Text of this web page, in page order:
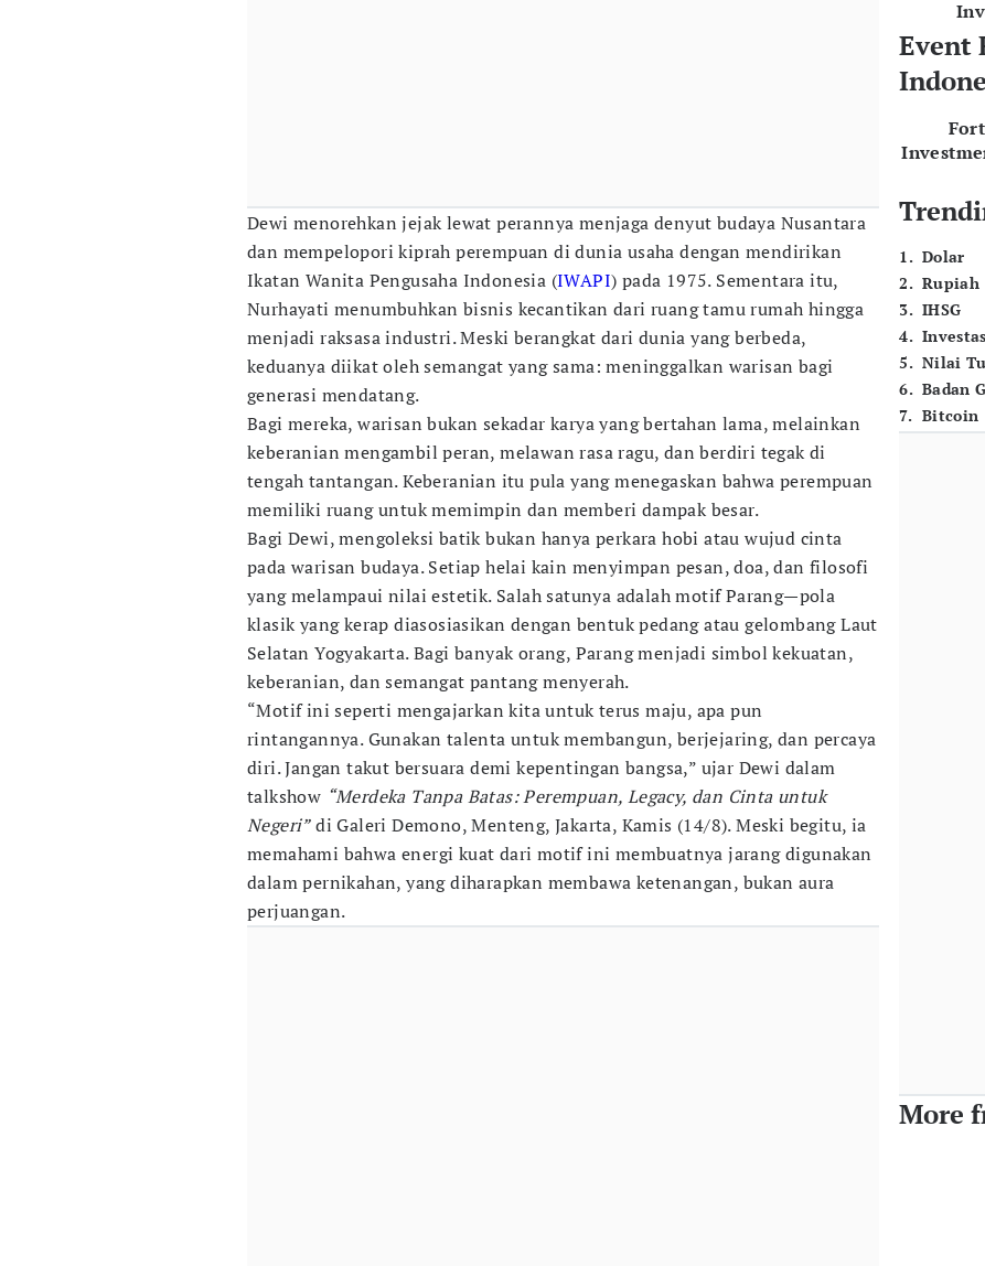
Dewi menorehkan jejak lewat perannya menjaga denyut budaya Nusantara
dan mempelopori kiprah perempuan di dunia usaha dengan mendirikan
Ikatan Wanita Pengusaha Indonesia (IWAPI) pada 1975. Sementara itu,
Nurhayati menumbuhkan bisnis kecantikan dari ruang tamu rumah hingga
menjadi raksasa industri. Meski berangkat dari dunia yang berbeda,
keduanya diikat oleh semangat yang sama: meninggalkan warisan bagi
generasi mendatang.
Bagi mereka, warisan bukan sekadar karya yang bertahan lama, melainkan
keberanian mengambil peran, melawan rasa ragu, dan berdiri tegak di
tengah tantangan. Keberanian itu pula yang menegaskan bahwa perempuan
memiliki ruang untuk memimpin dan memberi dampak besar.
Bagi Dewi, mengoleksi batik bukan hanya perkara hobi atau wujud cinta
pada warisan budaya. Setiap helai kain menyimpan pesan, doa, dan filosofi
yang melampaui nilai estetik. Salah satunya adalah motif Parang—pola
klasik yang kerap diasosiasikan dengan bentuk pedang atau gelombang Laut
Selatan Yogyakarta. Bagi banyak orang, Parang menjadi simbol kekuatan,
keberanian, dan semangat pantang menyerah.
“Motif ini seperti mengajarkan kita untuk terus maju, apa pun
rintangannya. Gunakan talenta untuk membangun, berjejaring, dan percaya
diri. Jangan takut bersuara demi kepentingan bangsa,” ujar Dewi dalam
talkshow “Merdeka Tanpa Batas: Perempuan, Legacy, dan Cinta untuk
Negeri”di Galeri Demono, Menteng, Jakarta, Kamis (14/8). Meski begitu, ia
memahami bahwa energi kuat dari motif ini membuatnya jarang digunakan
dalam pernikahan, yang diharapkan membawa ketenangan, bukan aura
perjuangan.
Event
1. Dolar
2. Rupiah
3. IHSG
4.
5. Nilai
6. Badan
7. Bitcoin
More